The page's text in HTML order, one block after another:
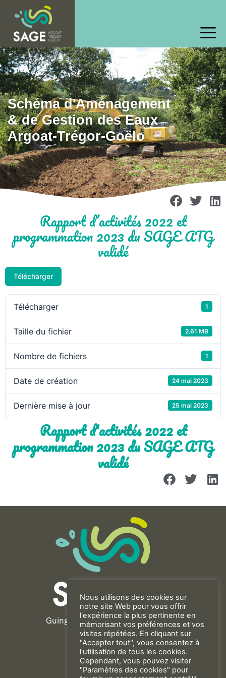
Schéma d'Aménagement
& de Gestion des Eaux
Argoat-Trégor-Goëlo
Rapport d’activités 2022 et
programmation 2023 du SAGE ATG
validé
Télécharger
Télécharger 1
Taille du fichier 2.61 MB
Nombre de fichiers 1
Date de création 24 mai 2023
Dernière mise à jour 25 mai 2023
Rapport d'activités 2022 et
programmation 2023 du SAGE ATG
validé
Guingamp-Paimpol Agglomération
11 rue de la Trinité
22200 GUINGAMP
02 96 40 23 82
Nous utilisons des cookies sur
notre site Web pour vous offrir
l'expérience la plus pertinente en
mémorisant vos préférences et vos
visites répétées. En cliquant sur
"Accepter tout", vous consentez à
l'utilisation de tous les cookies.
Cependant, vous pouvez visiter
"Paramètres des cookies" pour